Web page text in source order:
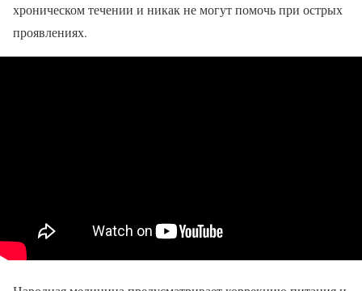
хроническом течении и никак не могут помочь при острых
проявлениях.